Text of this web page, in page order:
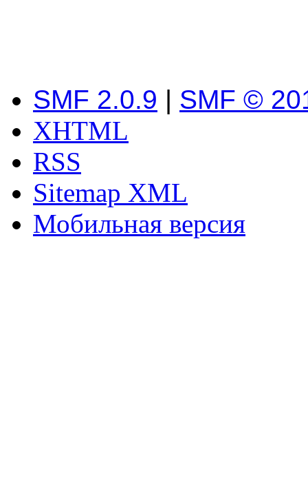
SMF 2.0.9 | SMF ©
XHTML
RSS
Sitemap XML
Мобильная версия